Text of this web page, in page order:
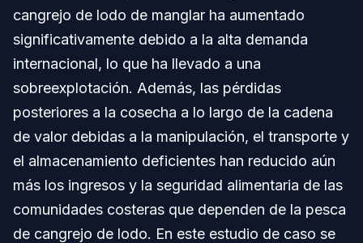
cangrejo de lodo de manglar ha aumentado
significativamente debido a la alta demanda
internacional, lo que ha llevado a una
sobreexplotación. Además, las pérdidas
posteriores a la cosecha a lo largo de la cadena
de valor debidas a la manipulación, el transporte y
el almacenamiento deficientes han reducido aún
más los ingresos y la seguridad alimentaria de las
comunidades costeras que dependen de la pesca
de cangrejo de lodo. En este estudio de caso se